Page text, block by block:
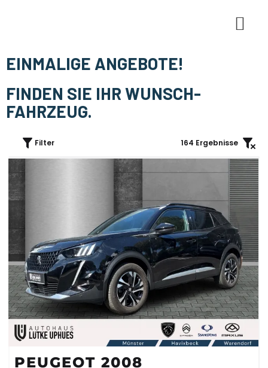
EINMALIGE ANGEBOTE!
FINDEN SIE IHR WUNSCH-
FAHRZEUG.
Filter 164 Ergebnisse
PEUGEOT 2008